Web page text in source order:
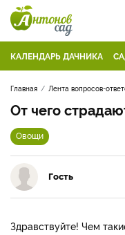
КАЛЕНДАРЬ ДАЧНИКА
Главная Лента вопросов-
От чего
Овощи
Гость
Здравствуйте! Чем